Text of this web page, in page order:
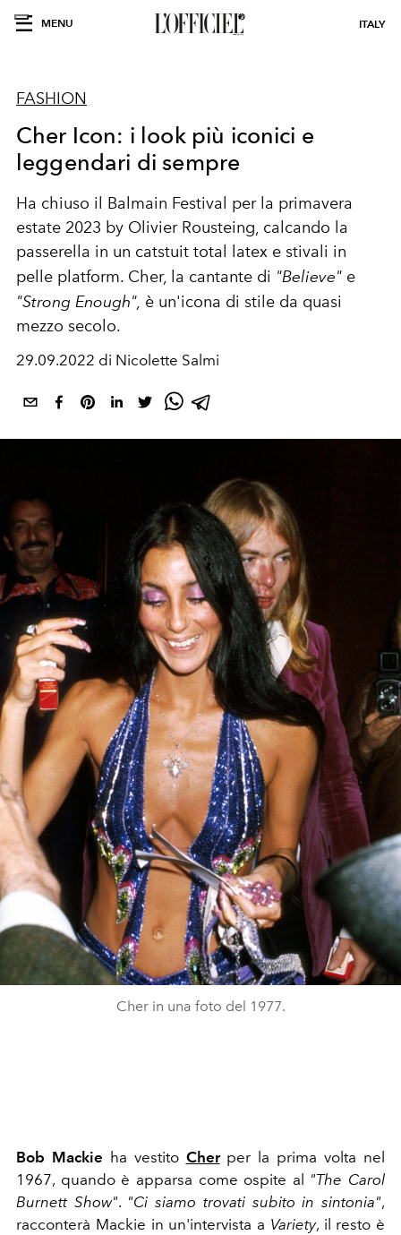
MENU ITALY
FASHION
Cher Icon: i look più iconici e
leggendari di sempre
Ha chiuso il Balmain Festival per la primavera
estate 2023 by Olivier Rousteing, calcando la
passerella in un catstuit total latex e stivali in
pelle platform. Cher, la cantante di "Believe" e
"Strong Enough", è un'icona di stile da quasi
mezzo secolo.
29.09.2022 di Nicolette Salmi
Cher in una foto del 1977.
Bob Mackie ha vestito Cher per la prima volta nel
1967, quando è apparsa come ospite al "The Carol
Burnett Show". "Ci siamo trovati subito in sintonia",
racconterà Mackie in un'intervista a Variety, il resto è